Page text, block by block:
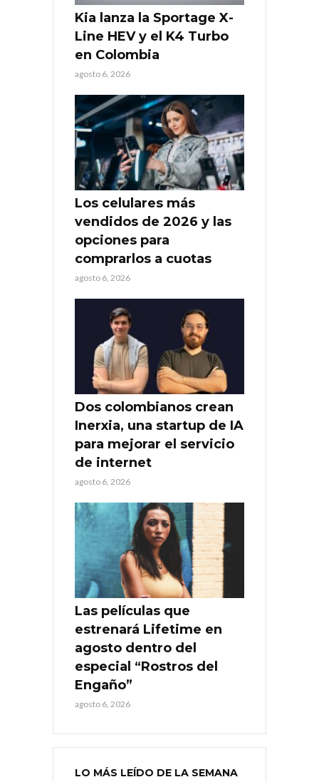
Kia lanza la Sportage X-
Line HEV y el K4 Turbo
en Colombia
agosto 6, 2026
Los celulares más
vendidos de 2026 y las
opciones para
comprarlos a cuotas
agosto 6, 2026
Dos colombianos crean
Inerxia, una startup de IA
para mejorar el servicio
de internet
agosto 6, 2026
Las películas que
estrenará Lifetime en
agosto dentro del
especial “Rostros del
Engaño”
agosto 6, 2026
LO MÁS LEÍDO DE LA SEMANA